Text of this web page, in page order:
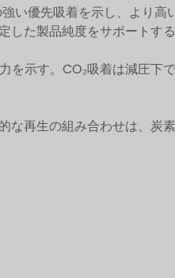
い優先吸着を示し、より
した製品純度をサポートする
を示す。CO₂吸着は減圧
な再生の組み合わせは、炭